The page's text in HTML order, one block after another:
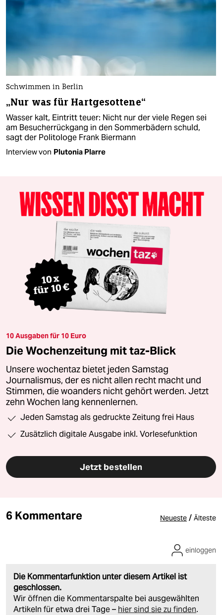
Schwimmen in Berlin
„Nur was für Hartgesottene“
Wasser kalt, Eintritt teuer: Nicht nur der viele Regen sei
am Besucherrückgang in den Sommerbädern schuld,
sagt der Politologe Frank Biermann
Interview von Plutonia Plarre
10 Ausgaben für 10 Euro
Die Wochenzeitung mit taz-Blick
Unsere wochentaz bietet jeden Samstag
Journalismus, der es nicht allen recht macht und
Stimmen, die woanders nicht gehört werden. Jetzt
zehn Wochen lang kennenlernen.
Jeden Samstag als gedruckte Zeitung frei Haus
Zusätzlich digitale Ausgabe inkl. Vorlesefunktion
Jetzt bestellen
6 Kommentare Neueste / Älteste
Die Kommentarfunktion unter diesem Artikel ist
geschlossen.
Wir öffnen die Kommentarspalte bei ausgewählten
Artikeln für etwa drei Tage – hier sind sie zu finden.
einloggen